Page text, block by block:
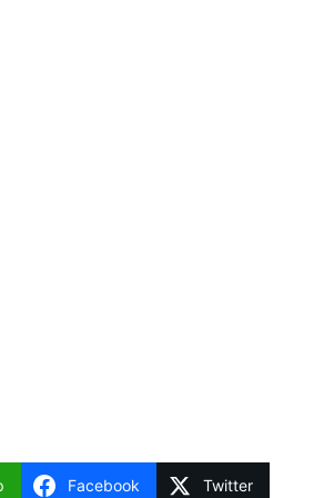
Facebook Twitter